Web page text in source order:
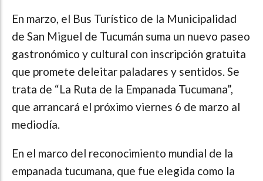
En marzo, el Bus Turístico de la Municipalidad
de San Miguel de Tucumán suma un nuevo paseo
gastronómico y cultural con inscripción gratuita
que promete deleitar paladares y sentidos. Se
trata de “La Ruta de la Empanada Tucumana”,
que arrancará el próximo viernes 6 de marzo al
mediodía.
En el marco del reconocimiento mundial de la
empanada tucumana, que fue elegida como la